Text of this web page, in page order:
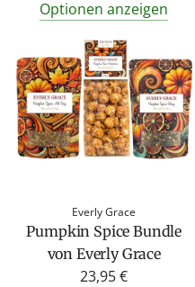
g
l
ä
r
e
r
e
i
s
Optionen anzeigen
Everly Grace
Pumpkin Spice Bundle
von Everly Grace
23,95 €